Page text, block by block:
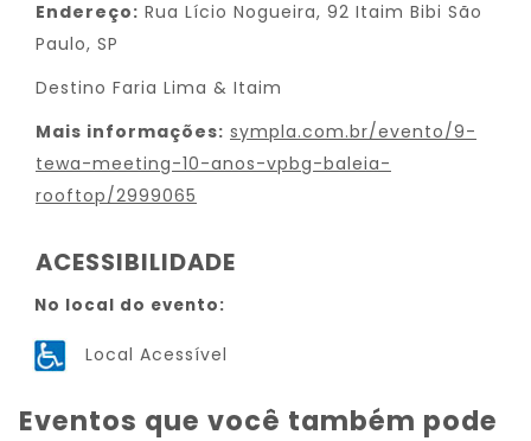
Endereço: Rua Lício Nogueira, 92 Itaim Bibi São
Paulo, SP
Destino Faria Lima & Itaim
Mais informações: sympla.com.br/evento/9-
tewa-meeting-10-anos-vpbg-baleia-
rooftop/2999065
ACESSIBILIDADE
No local do evento:
Local Acessível
Eventos que você também pode